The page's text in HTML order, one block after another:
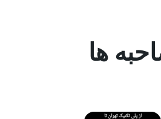
ها